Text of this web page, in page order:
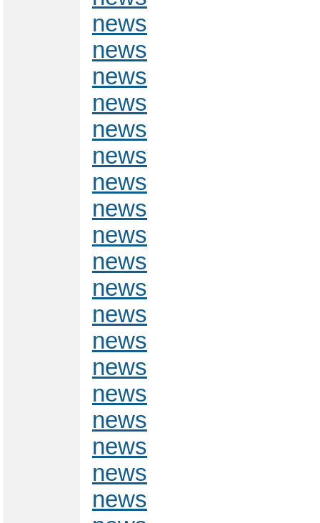
news
news
news
news
news
news
news
news
news
news
news
news
news
news
news
news
news
news
news